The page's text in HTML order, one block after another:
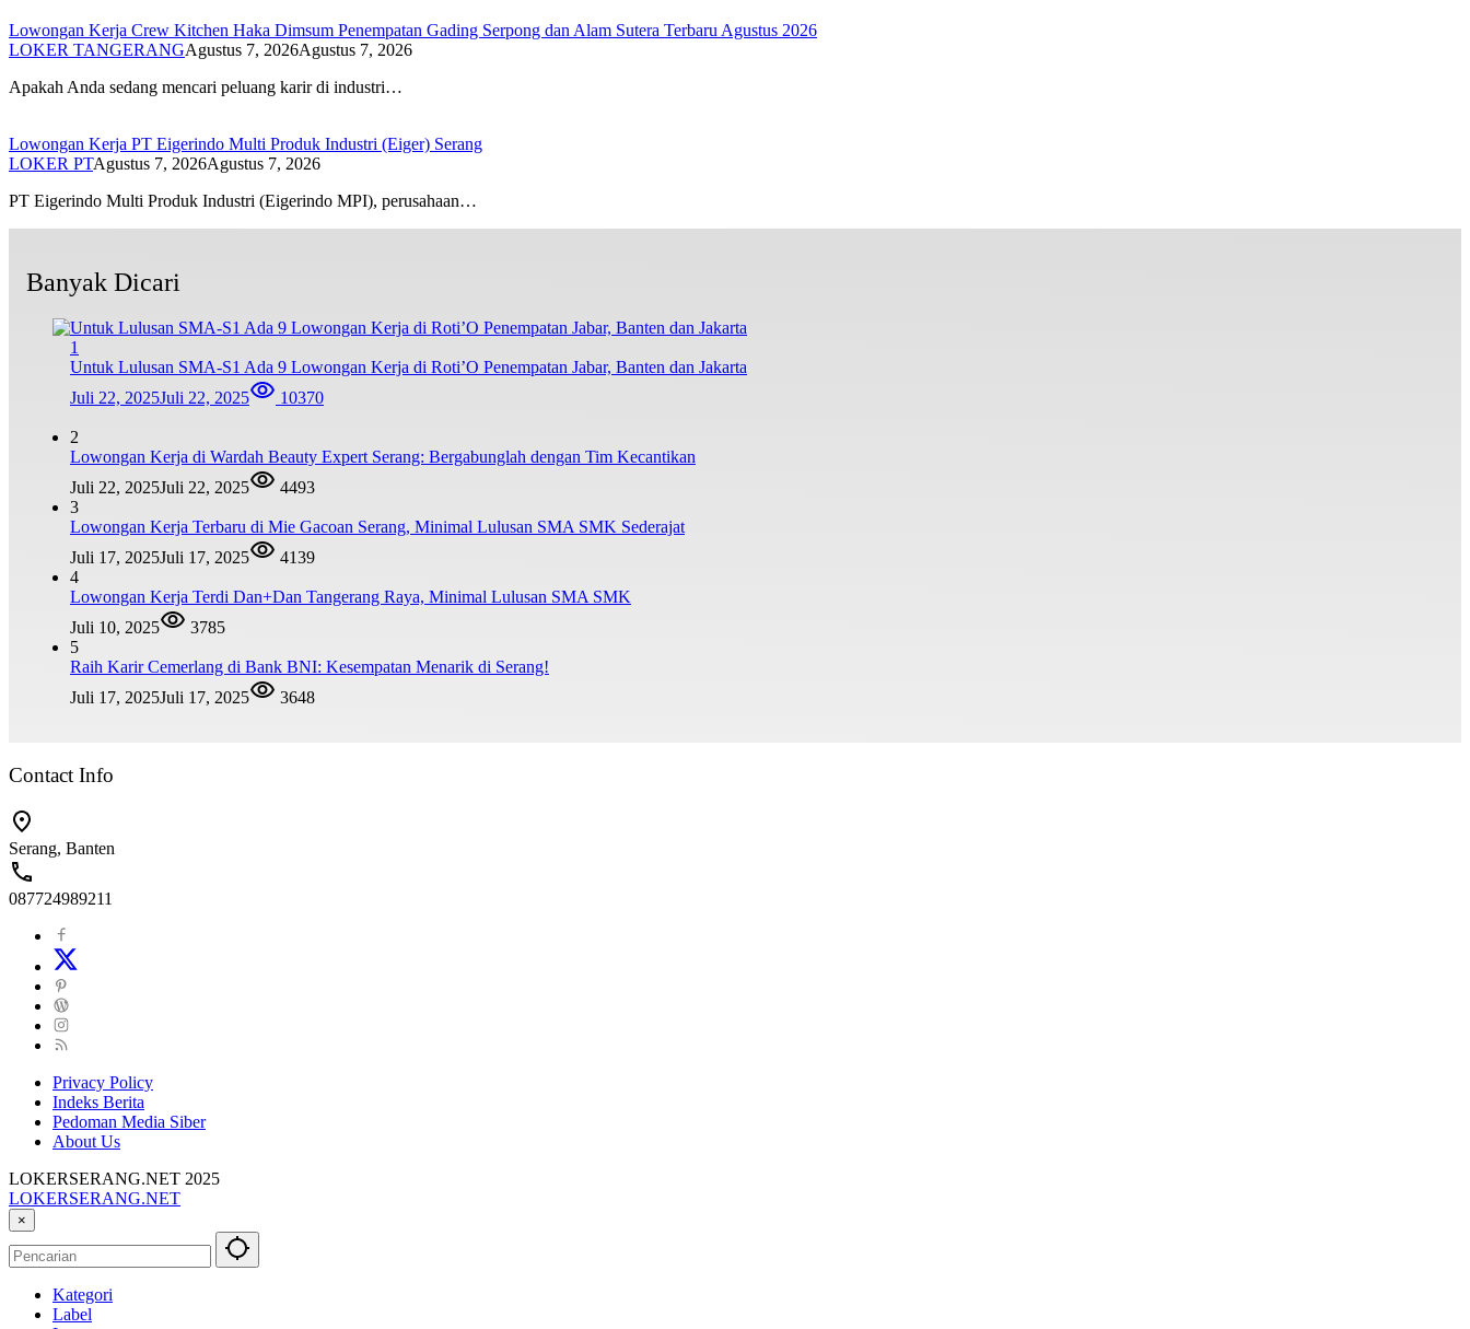
Lowongan Kerja Crew Kitchen Haka Dimsum Penempatan Gading Serpong dan Alam Sutera Terbaru Agustus 2026
LOKER TANGERANGAgustus 7, 2026Agustus 7, 2026
Apakah Anda sedang mencari peluang karir di industri…
Lowongan Kerja PT Eigerindo Multi Produk Industri (Eiger) Serang
LOKER PTAgustus 7, 2026Agustus 7, 2026
PT Eigerindo Multi Produk Industri (Eigerindo MPI), perusahaan…
Banyak Dicari
1
Untuk Lulusan SMA-S1 Ada 9 Lowongan Kerja di Roti’O Penempatan Jabar, Banten dan Jakarta
Juli 22, 2025Juli 22, 2025 10370
2
Lowongan Kerja di Wardah Beauty Expert Serang: Bergabunglah dengan Tim Kecantikan
Juli 22, 2025Juli 22, 2025
4493
3
Lowongan Kerja Terbaru di Mie Gacoan Serang, Minimal Lulusan SMA SMK Sederajat
Juli 17, 2025Juli 17, 2025
4139
4
Lowongan Kerja Terdi Dan+Dan Tangerang Raya, Minimal Lulusan SMA SMK
Juli 10, 2025
3785
5
Raih Karir Cemerlang di Bank BNI: Kesempatan Menarik di Serang!
Juli 17, 2025Juli 17, 2025 3648
Contact Info
Serang, Banten
087724989211
Privacy Policy
Indeks Berita
Pedoman Media Siber
About Us
LOKERSERANG.NET 2025
LOKERSERANG.NET
Info
Lowongan
Kerja
Sekitarnya
×
Kategori
Label